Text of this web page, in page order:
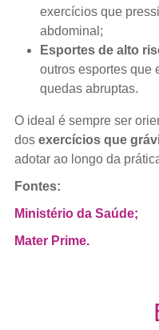
exercícios que
abdominal;
Esportes de alto
outros esportes que
quedas abruptas.
O ideal é sempre ser
dos exercícios que
adotar ao longo da
Fontes:
Ministério da Saúde;
Mater Prime.